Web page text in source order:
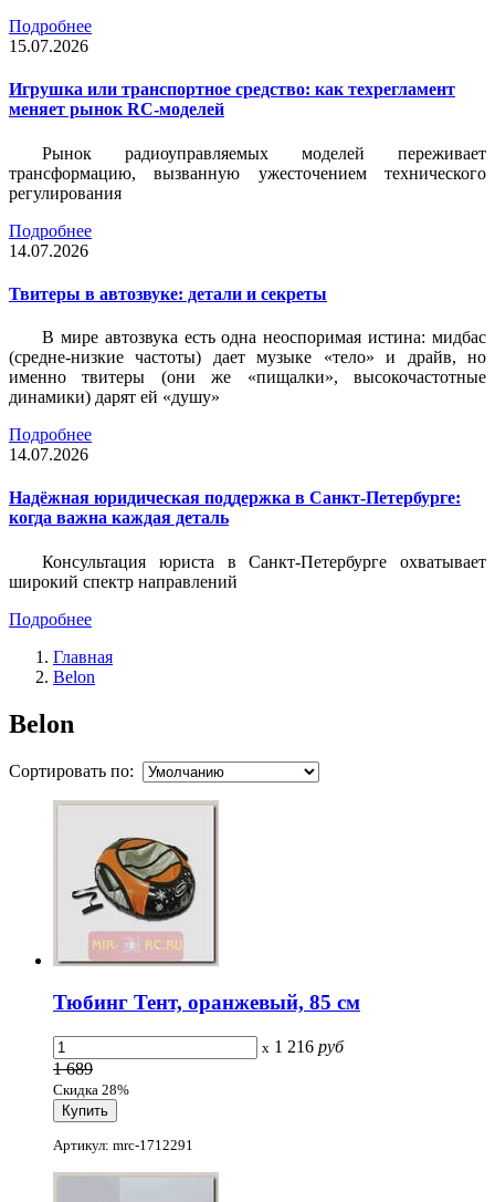
Подробнее
15.07.2026
Игрушка или транспортное средство: как техрегламент
меняет рынок RC-моделей
Рынок радиоуправляемых моделей переживает
трансформацию, вызванную ужесточением технического
регулирования
Подробнее
14.07.2026
Твитеры в автозвуке: детали и секреты
В мире автозвука есть одна неоспоримая истина: мидбас
(средне-низкие частоты) дает музыке «тело» и драйв, но
именно твитеры (они же «пищалки», высокочастотные
динамики) дарят ей «душу»
Подробнее
14.07.2026
Надёжная юридическая поддержка в Санкт-Петербурге:
когда важна каждая деталь
Консультация юриста в Санкт-Петербурге охватывает
широкий спектр направлений
Подробнее
Главная
Belon
Belon
Сортировать по:
Тюбинг Тент, оранжевый, 85 см
x 1 216 руб
1 689
Скидка 28%
Артикул: mrc-1712291